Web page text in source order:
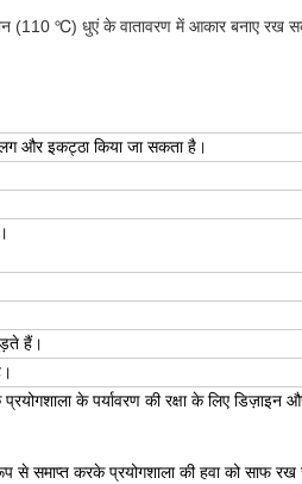
(110 ℃) धुएं के वातावरण में आकार बनाए रख
और इकट्ठा किया जा सकता है।
हैं।
के पर्यावरण की रक्षा के लिए डिज़ाइन
से समाप्त करके प्रयोगशाला की हवा को साफ